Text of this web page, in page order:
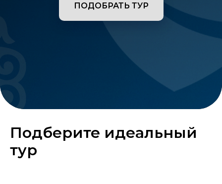
ПОДОБРАТЬ ТУР
Подберите идеальный
тур